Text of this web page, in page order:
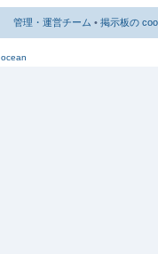
管理・運営チーム • 掲示板の
ocean